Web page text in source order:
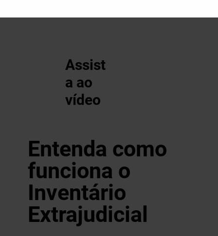
Assist
a ao
vídeo
Entenda como
funciona o
Inventário
Extrajudicial